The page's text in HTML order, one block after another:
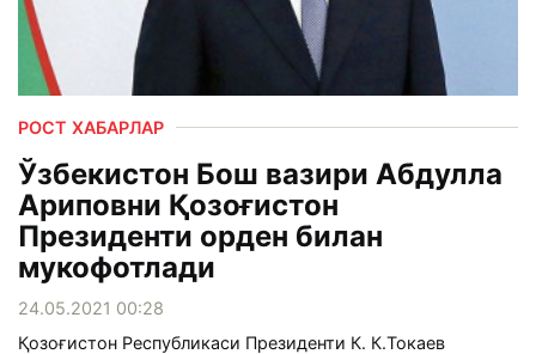
РОСТ ХАБАРЛАР
Ўзбекистон Бош вазири Абдулла
Ариповни Қозоғистон
Президенти орден билан
мукофотлади
24.05.2021 00:28
Қозоғистон Республикаси Президенти К. К.Токаев